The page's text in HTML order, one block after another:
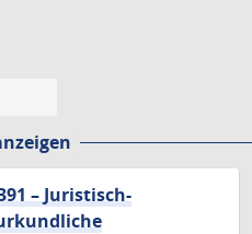
– Juristisch-